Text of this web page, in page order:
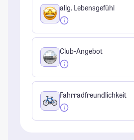
allg. Lebensgefühl
Club-Angebot
Fahrradfreundlichkeit